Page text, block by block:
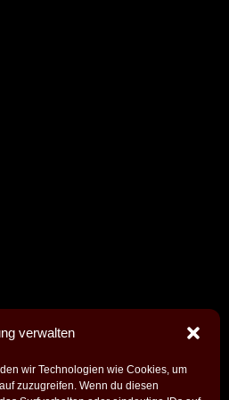
verwalten
wir Technologien wie Cookies, um
zuzugreifen. Wenn du diesen